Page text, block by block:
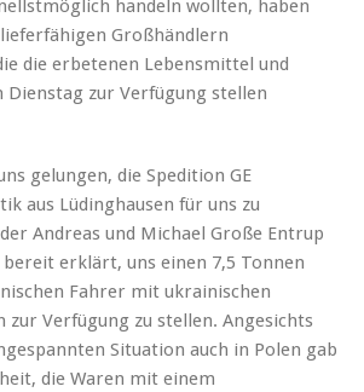
handeln wollten, haben
Großhändlern
die erbetenen Lebensmittel und
Dienstag zur Verfügung stellen
gelungen, die Spedition GE
aus Lüdinghausen für uns zu
Andreas und Michael Große Entrup
erklärt, uns einen 7,5 Tonnen
Fahrer mit ukrainischen
zur Verfügung zu stellen. Angesichts
Situation auch in Polen gab
die Waren mit einem